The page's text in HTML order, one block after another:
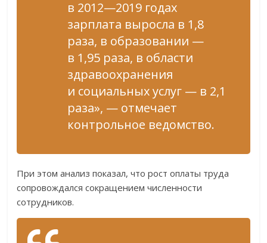
в 2012—2019 годах
зарплата выросла в 1,8
раза, в образовании —
в 1,95 раза, в области
здравоохранения
и социальных услуг — в 2,1
раза», — отмечает
контрольное ведомство.
При этом анализ показал, что рост оплаты труда
сопровождался сокращением численности
сотрудников.